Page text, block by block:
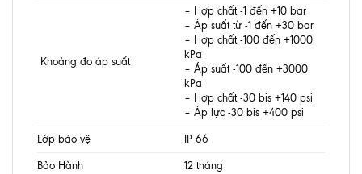
Khoảng đo áp suất
– Hợp chất -1 đến +10 bar
– Áp suất từ ​​-1 đến +30 bar
– Hợp chất -100 đến +1000
kPa
– Áp suất -100 đến +3000
kPa
– Hợp chất -30 bis +140 psi
– Áp lực -30 bis +400 psi
Lớp bảo vệ
IP 66
Bảo Hành
12 tháng